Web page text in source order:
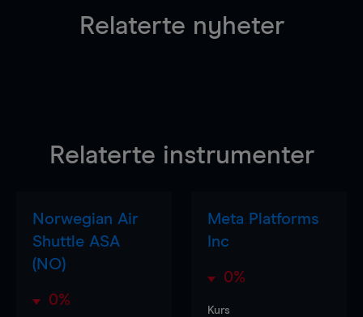
Relaterte nyheter
Relaterte instrumenter
Norwegian Air
Shuttle ASA
(NO)
0%
Meta Platforms
Inc
0%
Kurs